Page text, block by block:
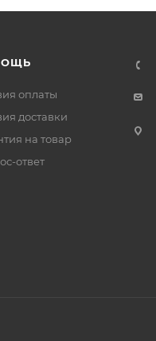
оплаты
доставки
на товар
ответ